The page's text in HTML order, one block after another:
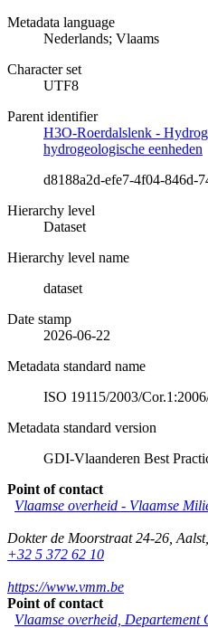
Metadata language
Nederlands; Vlaams
Character set
UTF8
Parent identifier
H3O-Roerdalslenk -
hydrogeologische eenheden
d8188a2d-efe7-4f04-846d-
Hierarchy level
Dataset
Hierarchy level name
dataset
Date stamp
2026-06-22
Metadata standard name
ISO 19115/2003/
Metadata standard version
GDI-Vlaanderen Best
Point of contact
Vlaamse overheid - Vlaamse
Dokter de Moorstraat 24-26 Aalst,
+32 5 372 62 10
https://www.vmm.be
Point of contact
Vlaamse overheid, Departement